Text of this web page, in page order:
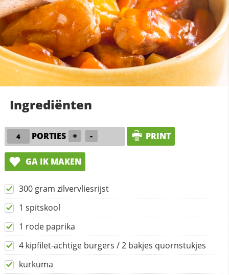
Ingrediënten
PORTIES + - PRINT
GA IK MAKEN
300 gram zilvervliesrijst
1 spitskool
1 rode paprika
4 kipfilet-achtige burgers / 2 bakjes quornstukjes
kurkuma